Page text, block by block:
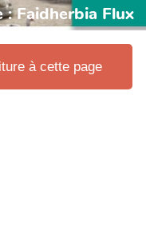
Faidherbia Flux
à cette page